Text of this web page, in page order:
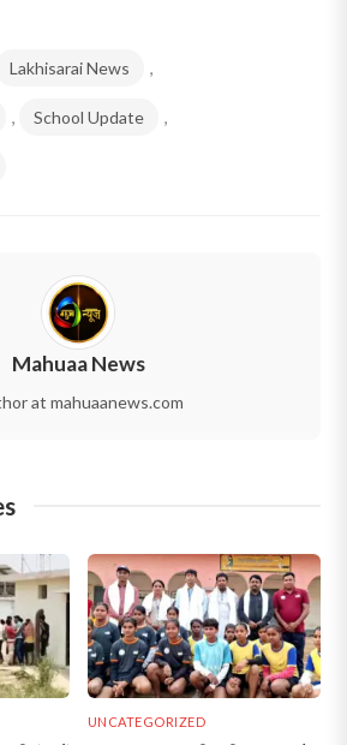
Lakhisarai News ,
, School Update ,
Mahuaa News
at mahuaanews.com
UNCATEGORIZED